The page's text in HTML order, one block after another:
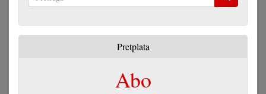
Pretplata
Abo